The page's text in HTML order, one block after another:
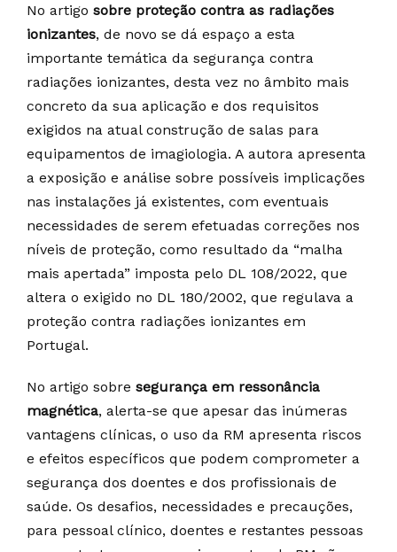
No artigo sobre proteção contra as radiações
ionizantes, de novo se dá espaço a esta
importante temática da segurança contra
radiações ionizantes, desta vez no âmbito mais
concreto da sua aplicação e dos requisitos
exigidos na atual construção de salas para
equipamentos de imagiologia. A autora apresenta
a exposição e análise sobre possíveis implicações
nas instalações já existentes, com eventuais
necessidades de serem efetuadas correções nos
níveis de proteção, como resultado da “malha
mais apertada” imposta pelo DL 108/2022, que
altera o exigido no DL 180/2002, que regulava a
proteção contra radiações ionizantes em
Portugal.
No artigo sobre segurança em ressonância
magnética, alerta-se que apesar das inúmeras
vantagens clínicas, o uso da RM apresenta riscos
e efeitos específicos que podem comprometer a
segurança dos doentes e dos profissionais de
saúde. Os desafios, necessidades e precauções,
para pessoal clínico, doentes e restantes pessoas